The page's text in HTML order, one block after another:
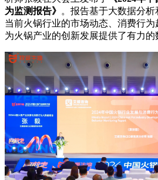
为监测报告》 。报告基于大数据分
当前火锅行业的市场动态、消费行为
为火锅产业的创新发展提供了有力的